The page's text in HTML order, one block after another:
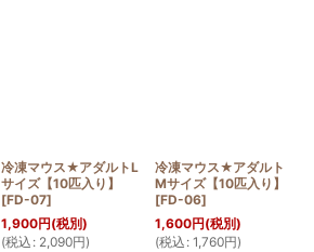
冷凍マウス★アダルトL
サイズ【10匹入り】
[FD-07]
1,900円(税別)
(税込 : 2,090円)
冷凍マウス★アダルト
Mサイズ【10匹入り】
[FD-06]
1,600円(税別)
(税込 : 1,760円)